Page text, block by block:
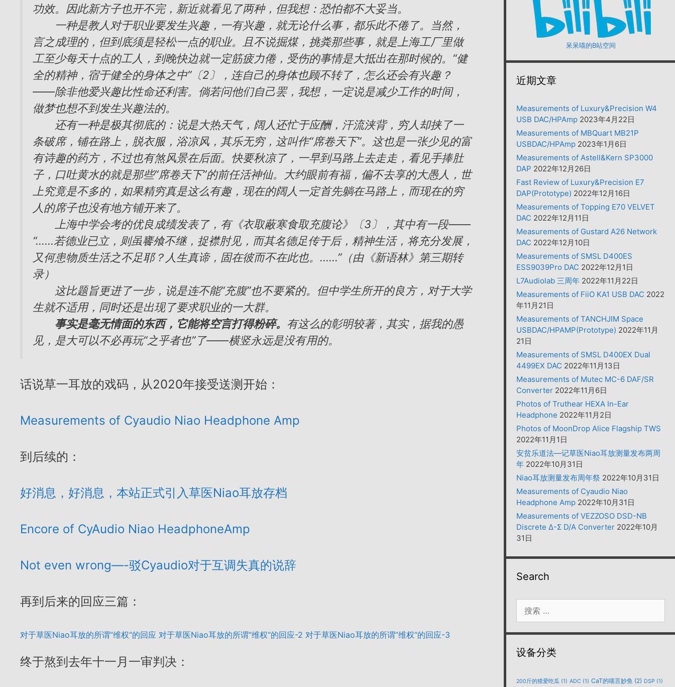
功效。因此新方子也开不完，新近就看见了两种，但我想：恐怕都不大妥当。
一种是教人对于职业要发生兴趣，一有兴趣，就无论什么事，都乐此不倦了。当然，
言之成理的，但到底须是轻松一点的职业。且不说掘煤，挑粪那些事，就是上海工厂里做
工至少每天十点的工人，到晚快边就一定筋疲力倦，受伤的事情是大抵出在那时候的。“健
全的精神，宿于健全的身体之中”〔2〕，连自己的身体也顾不转了，怎么还会有兴趣？
——除非他爱兴趣比性命还利害。倘若问他们自己罢，我想，一定说是减少工作的时间，
做梦也想不到发生兴趣法的。
还有一种是极其彻底的：说是大热天气，阔人还忙于应酬，汗流浃背，穷人却挟了一
条破席，铺在路上，脱衣服，浴凉风，其乐无穷，这叫作“席卷天下”。这也是一张少见的富
有诗趣的药方，不过也有煞风景在后面。快要秋凉了，一早到马路上去走走，看见手捧肚
子，口吐黄水的就是那些“席卷天下”的前任活神仙。大约眼前有福，偏不去享的大愚人，世
上究竟是不多的，如果精穷真是这么有趣，现在的阔人一定首先躺在马路上，而现在的穷
人的席子也没有地方铺开来了。
上海中学会考的优良成绩发表了，有《衣取蔽寒食取充腹论》〔3〕，其中有一段——
“……若德业已立，则虽饔飧不继，捉襟肘见，而其名德足传于后，精神生活，将充分发展，
又何患物质生活之不足耶？人生真谛，固在彼而不在此也。……”（由《新语林》第三期转
录）
这比题旨更进了一步，说是连不能“充腹”也不要紧的。但中学生所开的良方，对于大学
生就不适用，同时还是出现了要求职业的一大群。
事实是毫无情面的东西，它能将空言打得粉碎。 有这么的彰明较著，其实，据我的愚
见，是大可以不必再玩“之乎者也”了——横竖永远是没有用的。
话说草一耳放的戏码，从2020年接受送测开始：
Measurements of Cyaudio Niao Headphone Amp
到后续的：
好消息，好消息，本站正式引入草医Niao耳放存档
Encore of CyAudio Niao HeadphoneAmp
Not even wrong—-驳Cyaudio对于互调失真的说辞
再到后来的回应三篇：
对于草医Niao耳放的所谓”维权“的回应 对于草医Niao耳放的所谓”维权“的回应-2 对于草医Niao耳放的所谓”维权“的回应-3
终于熬到去年十一月一审判决：
呆呆喵的B站空间
近期文章
Measurements of Luxury&Precision W4
USB DAC/HPAmp 2023年4月22日
Measurements of MBQuart MB21P
USBDAC/HPAmp 2023年1月6日
Measurements of Astell&Kern SP3000
DAP 2022年12月26日
Fast Review of Luxury&Precision E7
DAP(Prototype) 2022年12月16日
Measurements of Topping E70 VELVET
DAC 2022年12月11日
Measurements of Gustard A26 Network
DAC 2022年12月10日
Measurements of SMSL D400ES
ESS9039Pro DAC 2022年12月1日
L7Audiolab 三周年 2022年11月22日
Measurements of FiiO KA1 USB DAC 2022
年11月21日
Measurements of TANCHJIM Space
USBDAC/HPAMP(Prototype) 2022年11月
21日
Measurements of SMSL D400EX Dual
4499EX DAC 2022年11月13日
Measurements of Mutec MC-6 DAF/SR
Converter 2022年11月6日
Photos of Truthear HEXA In-Ear
Headphone 2022年11月2日
Photos of MoonDrop Alice Flagship TWS
2022年11月1日
安贫乐道法—记草医Niao耳放测量发布两周
年 2022年10月31日
Niao耳放测量发布周年祭 2022年10月31日
Measurements of Cyaudio Niao
Headphone Amp 2022年10月31日
Measurements of VEZZOSO DSD-NB
Discrete Δ-Σ D/A Converter 2022年10月
31日
Search
索：
设备分类
200斤的猹爱吃瓜 (1) ADC (1) CaT的喵言妙鱼 (2) DSP (1)